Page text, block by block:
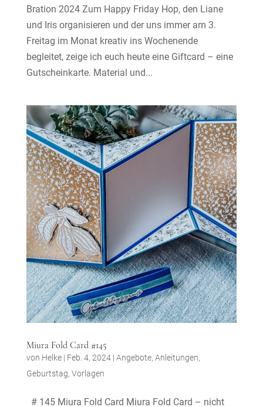
Bration 2024 Zum Happy Friday Hop, den Liane
und Iris organisieren und der uns immer am 3.
Freitag im Monat kreativ ins Wochenende
begleitet, zeige ich euch heute eine Giftcard – eine
Gutscheinkarte. Material und...
Miura Fold Card #145
von Helke| Feb. 4, 2024| Angebote, Anleitungen,
Geburtstag, Vorlagen
# 145 Miura Fold Card Miura Fold Card – nicht